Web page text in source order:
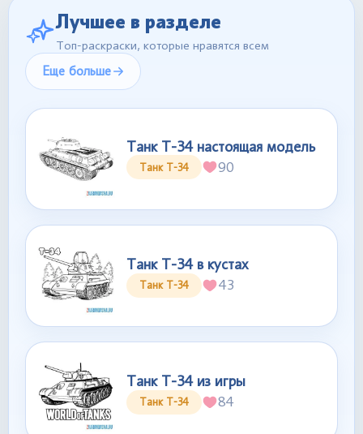
Лучшее в разделе
Топ-раскраски, которые нравятся всем
Еще больше
Танк Т-34 настоящая модель
Танк Т-34 90
Танк Т-34 в кустах
Танк Т-34 43
Танк Т-34 из игры
Танк Т-34 84